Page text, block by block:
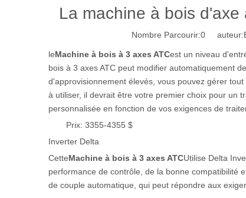
La machine à bois
Nombre Parcourir:0
leMachine à bois à 3 axes ATCest un niveau
bois à 3 axes ATC peut modifier automatiquement
d'approvisionnement élevés, vous pouvez gérer
à utiliser, il devrait être votre premier choix pour un
personnalisée en fonction de vos exigences de
Prix: 3355-4355 $
Inverter Delta
CetteMachine à bois à 3 axes ATCUtilise Delta
performance de contrôle, de la bonne compatibilité
de couple automatique, qui peut répondre aux